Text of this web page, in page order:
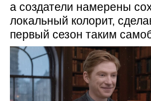
а создатели намерены
локальный колорит,
первый сезон таким